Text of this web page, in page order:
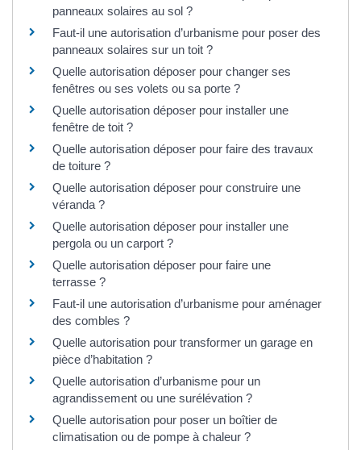
panneaux solaires au sol ?
Faut-il une autorisation d’urbanisme pour poser des
panneaux solaires sur un toit ?
Quelle autorisation déposer pour changer ses
fenêtres ou ses volets ou sa porte ?
Quelle autorisation déposer pour installer une
fenêtre de toit ?
Quelle autorisation déposer pour faire des travaux
de toiture ?
Quelle autorisation déposer pour construire une
véranda ?
Quelle autorisation déposer pour installer une
pergola ou un carport ?
Quelle autorisation déposer pour faire une
terrasse ?
Faut-il une autorisation d’urbanisme pour aménager
des combles ?
Quelle autorisation pour transformer un garage en
pièce d’habitation ?
Quelle autorisation d’urbanisme pour un
agrandissement ou une surélévation ?
Quelle autorisation pour poser un boîtier de
climatisation ou de pompe à chaleur ?